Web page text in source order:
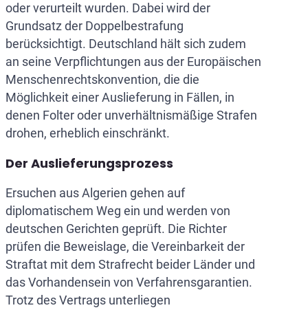
oder verurteilt wurden. Dabei wird der
Grundsatz der Doppelbestrafung
berücksichtigt. Deutschland hält sich zudem
an seine Verpflichtungen aus der Europäischen
Menschenrechtskonvention, die die
Möglichkeit einer Auslieferung in Fällen, in
denen Folter oder unverhältnismäßige Strafen
drohen, erheblich einschränkt.
Der Auslieferungsprozess
Ersuchen aus Algerien gehen auf
diplomatischem Weg ein und werden von
deutschen Gerichten geprüft. Die Richter
prüfen die Beweislage, die Vereinbarkeit der
Straftat mit dem Strafrecht beider Länder und
das Vorhandensein von Verfahrensgarantien.
Trotz des Vertrags unterliegen